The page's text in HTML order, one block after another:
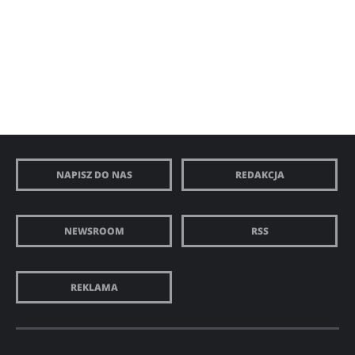
NAPISZ DO NAS REDAKCJA
NEWSROOM RSS
REKLAMA